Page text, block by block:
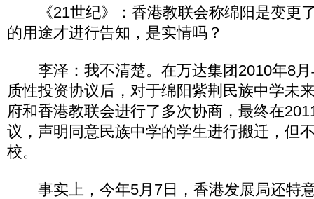
《21世纪》：香港教联会称绵阳是变更
的用途才进行告知，是实情吗？
李泽：我不清楚。在万达集团2010年8月
质性投资协议后，对于绵阳紫荆民族中学未
府和香港教联会进行了多次协商，最终在
议，声明同意民族中学的学生进行搬迁，但
校。
事实上，今年5月7日，香港发展局还特